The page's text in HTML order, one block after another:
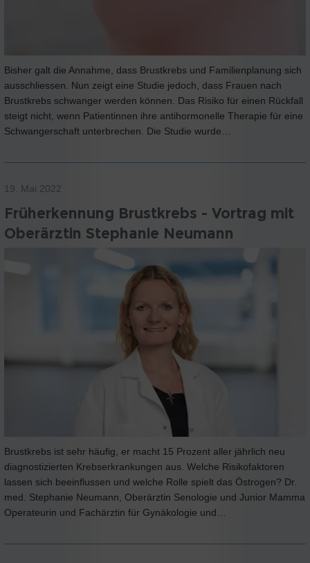
Bisher galt die Annahme, dass Brustkrebs und Familienplanung sich
ausschliessen. Nun zeigt eine Studie jedoch, dass Frauen nach
Brustkrebs schwanger werden können. Das Risiko für einen Rückfall
steigt nicht, wenn Patientinnen ihre antihormonelle Therapie für eine
Schwangerschaft unterbrechen. Die Studie wurde…
19. Mai 2022
Früherkennung Brustkrebs - Vortrag mit
Oberärztin Stephanie Neumann
Brustkrebs ist sehr häufig, er macht 15 Prozent aller jährlich neu
diagnostizierten Krebserkrankungen aus. Welche Risikofaktoren
lassen sich beeinflussen und welche Rolle spielt das Östrogen? Dr.
med. Stephanie Neumann, Oberärztin Senologie und Junior Mamma
Operateurin und Fachärztin für Gynäkologie und…